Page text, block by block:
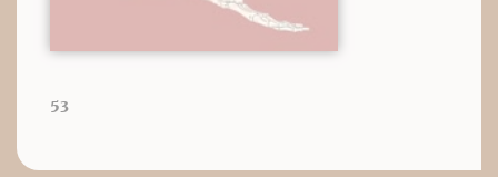
53